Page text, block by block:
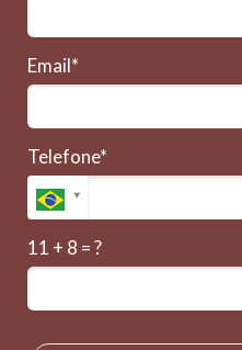
Email*
Telefone*
11 + 8 = ?